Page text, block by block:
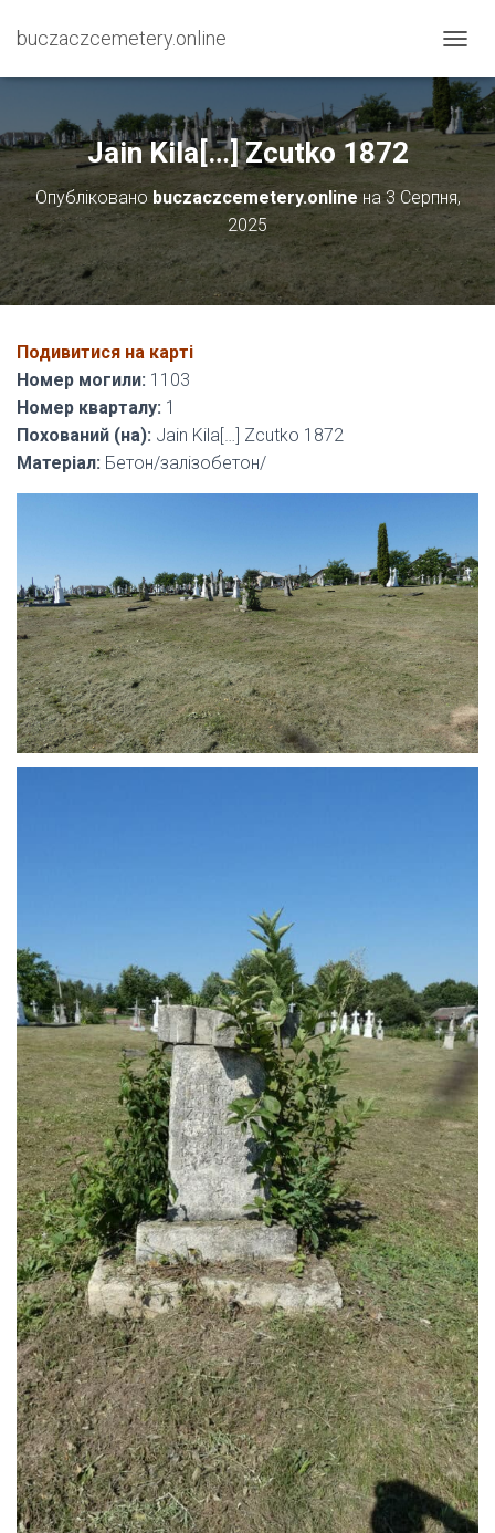
buczaczcemetery.online
Е
Р
Е
М
У
Н
В
Jain Kila[…] Zcutko 1872
Опубліковано buczaczcemetery.online на3 Серпня,
2025
Подивитися на карті
Номер могили: 1103
Номер кварталу: 1
Похований (на): Jain Kila[…] Zcutko 1872
Матеріал: Бетон/залізобетон/